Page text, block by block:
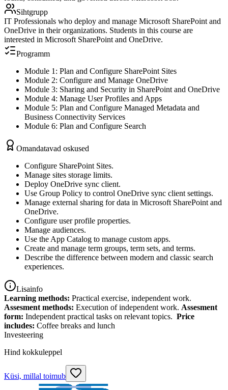
Sihtgrupp
IT Professionals who deploy and manage Microsoft SharePoint and
OneDrive in their organizations. Students in this course are
interested in Microsoft SharePoint and OneDrive.
Programm
Module 1: Plan and Configure SharePoint Sites
Module 2: Configure and Manage OneDrive
Module 3: Sharing and Security in SharePoint and OneDrive
Module 4: Manage User Profiles and Apps
Module 5: Plan and Configure Managed Metadata and
Business Connectivity Services
Module 6: Plan and Configure Search
Omandatavad oskused
Configure SharePoint Sites.
Manage sites storage limits.
Deploy OneDrive sync client.
Use Group Policy to control OneDrive sync client settings.
Manage external sharing for data in Microsoft SharePoint and
OneDrive.
Configure user profile properties.
Manage audiences.
Use the App Catalog to manage custom apps.
Create and manage term groups, term sets, and terms.
Describe the difference between modern and classic search
experiences.
Lisainfo
Learning methods: Practical exercise, independent work.
Assesment methods: Execution of independent work. Assesment
form: Independent practical tasks on relevant topics. Price
includes: Coffee breaks and lunch
Investeering
Hind kokkuleppel
Küsi, millal toimub